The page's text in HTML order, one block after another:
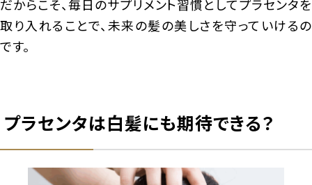
だからこそ、毎日のサプリメント習慣としてプラセンタを
取り入れることで、未来の髪の美しさを守っていけるの
です。
プラセンタは白髪にも期待できる？